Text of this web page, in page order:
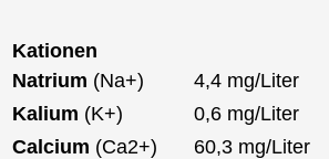
Kationen
Natrium (Na+) 4,4 mg/Liter
Kalium (K+) 0,6 mg/Liter
Calcium (Ca2+) 60,3 mg/Liter